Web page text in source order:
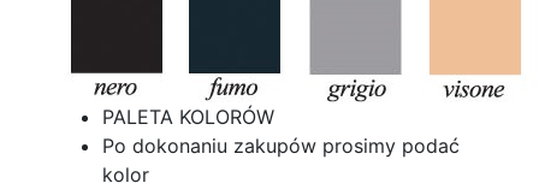
PALETA KOLORÓW
Po dokonaniu zakupów prosimy podać
kolor